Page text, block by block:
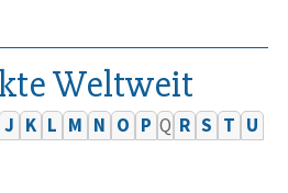
Weltweit
J K L M N O P Q R S T U